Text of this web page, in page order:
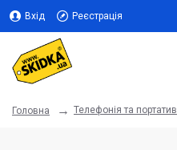
Вхід Реєстрація
Головна Телефонія та портатив